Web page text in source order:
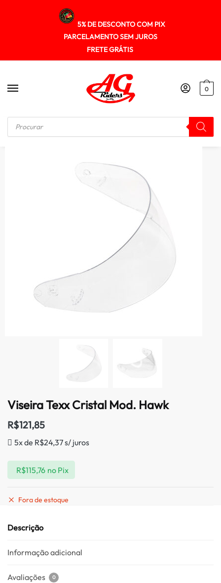
5% DE DESCONTO COM PIX
PARCELAMENTO SEM JUROS
FRETE GRÁTIS
0
Início / VSEIRAS / FORRO / REPOSIÇÃO Viseira Texx Cristal Mod. Hawk
Viseira Texx Cristal Mod. Hawk
R$121,85
5x de R$24,37s/ juros
R$115,76 no Pix
Fora de estoque
Descrição
Informação adicional
Avaliações 0